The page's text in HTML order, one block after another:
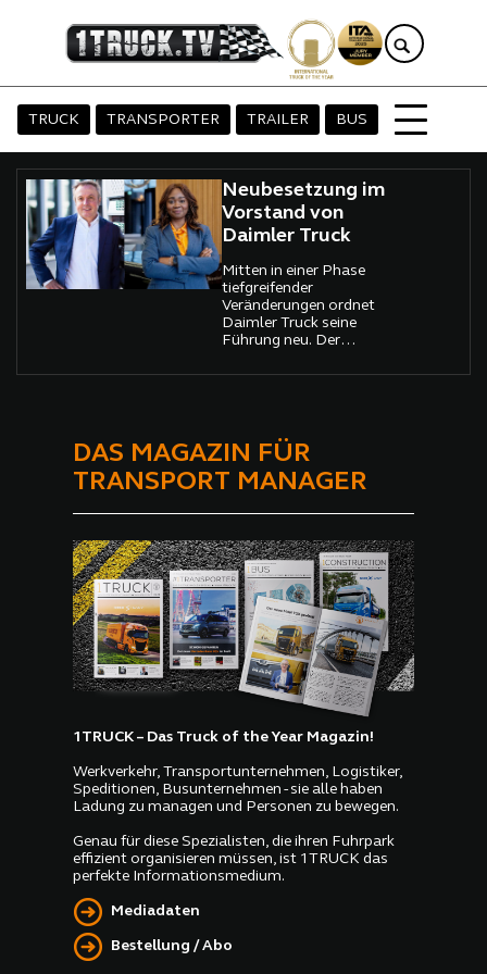
TRUCK TRANSPORTER TRAILER BUS
Neubesetzung im
Vorstand von
Daimler Truck
Mitten in einer Phase
tiefgreifender
Veränderungen ordnet
Daimler Truck seine
Führung neu. Der
Bettkober in den Vorstand
Ressort Personal und wird
zugleich Arbeitsdirektorin.
Gleichzeitig kündigt der
Personalvorstand Jürgen
zum Jahresende an.
DAS MAGAZIN FÜR
TRANSPORT MANAGER
1TRUCK – Das Truck of the Year Magazin!
Werkverkehr, Transportunternehmen, Logistiker,
Speditionen, Busunternehmen - sie alle haben
Ladung zu managen und Personen zu bewegen.
Genau für diese Spezialisten, die ihren Fuhrpark
effizient organisieren müssen, ist 1TRUCK das
perfekte Informationsmedium.
Mediadaten
Bestellung / Abo